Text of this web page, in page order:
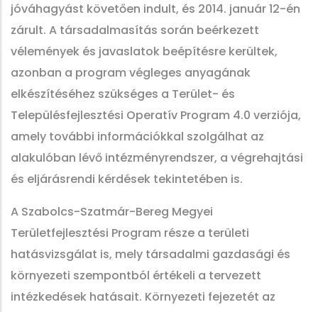
jóváhagyást követően indult, és 2014. január 12-én
zárult. A társadalmasítás során beérkezett
vélemények és javaslatok beépítésre kerültek,
azonban a program végleges anyagának
elkészítéséhez szükséges a Terület- és
Településfejlesztési Operatív Program 4.0 verziója,
amely további információkkal szolgálhat az
alakulóban lévő intézményrendszer, a végrehajtási
és eljárásrendi kérdések tekintetében is.
A Szabolcs-Szatmár-Bereg Megyei
Területfejlesztési Program része a területi
hatásvizsgálat is, mely társadalmi gazdasági és
környezeti szempontból értékeli a tervezett
intézkedések hatásait. Környezeti fejezetét az